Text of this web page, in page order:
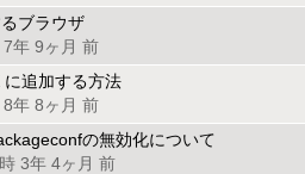
ブラウザ
7年 9ヶ月 前
に追加する方法
8年 8ヶ月 前
の無効化について
3年 4ヶ月 前